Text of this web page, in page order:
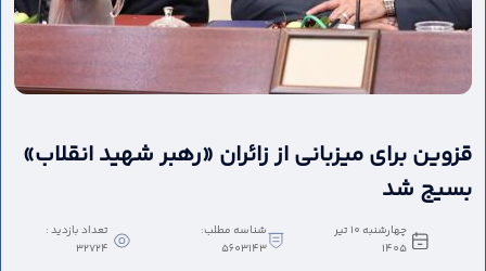
قزوین برای میزبانی از زائران «رهبر شهید انقلاب»
بسیج شد
چهارشنبه 10 تیر
1405
شناسه مطلب:
5603143
تعداد بازدید :
32724